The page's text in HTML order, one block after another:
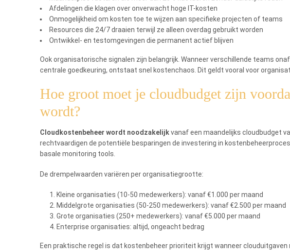
Afdelingen die klagen over onverwacht hoge IT-kosten
Onmogelijkheid om kosten toe te wijzen aan specifieke projecten of teams
Resources die 24/7 draaien terwijl ze alleen overdag gebruikt worden
Ontwikkel- en testomgevingen die permanent actief blijven
Ook organisatorische signalen zijn belangrijk. Wanneer verschillende teams
centrale goedkeuring, ontstaat snel kostenchaos. Dit geldt vooral voor
Hoe groot moet je cloudbudget zijn
wordt?
Cloudkostenbeheer wordt noodzakelijkvanaf een maandelijks cloudbudget
rechtvaardigen de potentiële besparingen de investering in
basale monitoring tools.
De drempelwaarden variëren per organisatiegrootte:
Kleine organisaties (10-50 medewerkers): vanaf €1.000 per maand
Middelgrote organisaties (50-250 medewerkers): vanaf €2.500 per maand
Grote organisaties (250+ medewerkers): vanaf €5.000 per maand
Enterprise organisaties: altijd, ongeacht bedrag
Een praktische regel is dat kostenbeheer prioriteit krijgt wanneer clouduitgaven